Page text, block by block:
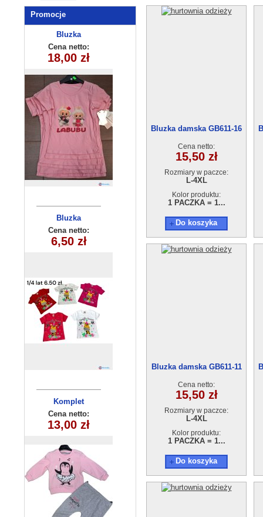
Promocje
Bluzka
dziewczęca
270625-2(6-16)
6szt
Cena netto:
18,00 zł
Bluzka
dziewczęca
(1-4) 4szt
Cena netto:
6,50 zł
Komplet
niemowlęcy
(6-18) 4szt
Cena netto:
13,00 zł
Komplet
chlopiecy 5564
(3-6) 4szt
Cena netto:
17,00 zł
Bluza
chłopięca
(7-16) 4szt
Cena netto:
20,00 zł
Spodnie
dziecięce
KL-790A2
Cena netto:
17,00 zł
Bluzka damska GB611-16
Cena netto:
15,50 zł
Rozmiary w paczce:
L-4XL
Kolor produktu:
1 PACZKA = 1...
Do koszyka
Bluzka damska GB611-11
Cena netto:
15,50 zł
Rozmiary w paczce:
L-4XL
Kolor produktu:
1 PACZKA = 1...
Do koszyka